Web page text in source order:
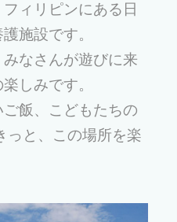
ィリピンにある日
施設です。
なさんが遊びに来
しみです。
飯、こどもたちの
っと、この場所を楽